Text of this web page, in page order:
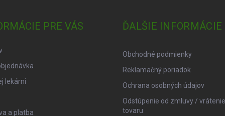
PRE VÁS
lekárni
a platba
ĎALŠIE INFORMÁCIE
Obchodné podmienky
Reklamačný poriadok
Ochrana osobných údajov
Odstúpenie od zmluvy / vrátenie
tovaru